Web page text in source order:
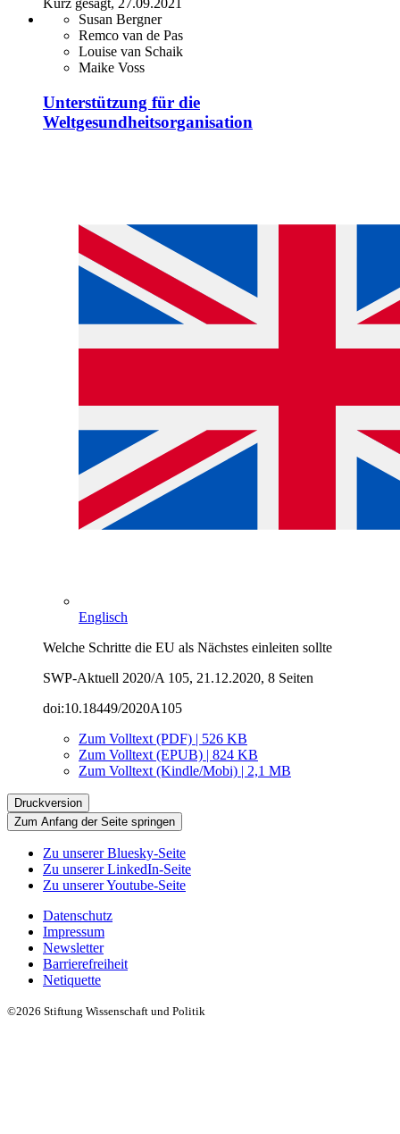
Kurz gesagt, 27.09.2021
Susan Bergner
Remco van de Pas
Louise van Schaik
Maike Voss
Unterstützung für die
Weltgesundheitsorganisation
Englisch
Welche Schritte die EU als Nächstes einleiten sollte
SWP-Aktuell 2020/A 105, 21.12.2020, 8 Seiten
doi:10.18449/2020A105
Zum Volltext (PDF) | 526 KB
Zum Volltext (EPUB) | 824 KB
Zum Volltext (Kindle/Mobi) | 2,1 MB
Druckversion
Zum Anfang der Seite springen
Zu unserer Bluesky-Seite
Zu unserer LinkedIn-Seite
Zu unserer Youtube-Seite
Datenschutz
Impressum
Newsletter
Barrierefreiheit
Netiquette
©2026 Stiftung Wissenschaft und Politik